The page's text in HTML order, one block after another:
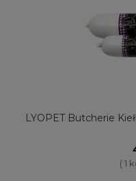
LYOPET Butcherie
( 1